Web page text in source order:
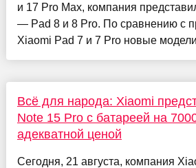
и 17 Pro Max, компания
— Pad 8 и 8 Pro. По сравнению с
Xiaomi Pad 7 и 7 Pro новые
Всё для народа: Xiaomi
Note 15 Pro с батареей на
адекватной ценой
Сегодня, 21 августа, компания